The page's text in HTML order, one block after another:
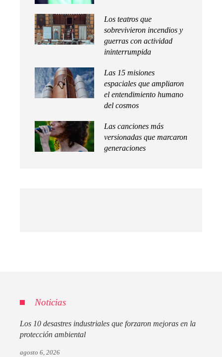
Los teatros que
sobrevivieron incendios y
guerras con actividad
ininterrumpida
Las 15 misiones
espaciales que ampliaron
el entendimiento humano
del cosmos
Las canciones más
versionadas que marcaron
generaciones
Noticias
Los 10 desastres industriales que forzaron mejoras en la
protección ambiental
agosto 6, 2026